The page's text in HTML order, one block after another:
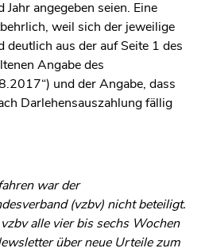
angegeben seien. Eine
weil sich der jeweilige
deutlich aus der auf Seite 1 des
Angabe des
und der Angabe, dass
Darlehensauszahlung fällig
war der
(vzbv) nicht beteiligt.
alle vier bis sechs Wochen
über neue Urteile zum